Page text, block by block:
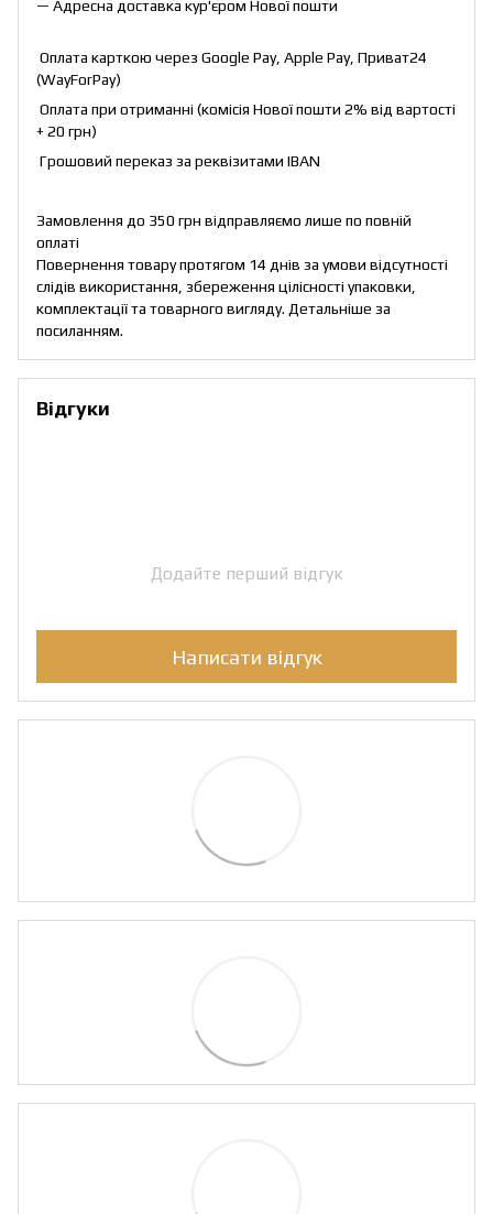
— Адресна доставка кур'єром Нової пошти
Оплата карткою через Google Pay, Apple Pay, Приват24
(WayForPay)
Оплата при отриманні (комісія Нової пошти 2% від вартості
+ 20 грн)
Грошовий переказ за реквізитами IBAN
Замовлення до 350 грн відправляємо лише по повній
оплаті
Повернення товару протягом 14 днів за умови відсутності
слідів використання, збереження цілісності упаковки,
комплектації та товарного вигляду. Детальніше за
посиланням.
Відгуки
Додайте перший відгук
Написати відгук